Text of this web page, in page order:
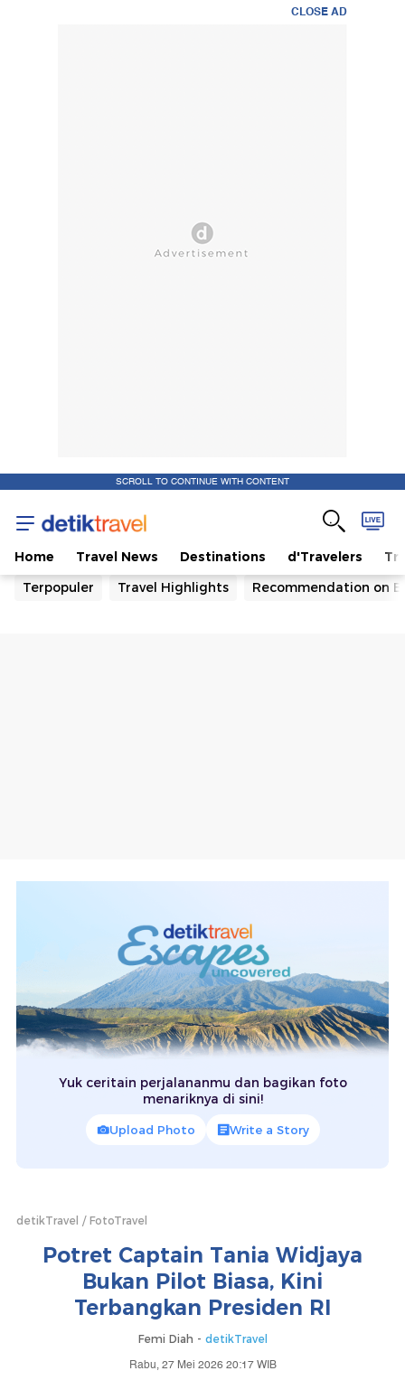
CLOSE AD
SCROLL TO CONTINUE WITH CONTENT
Home Travel News Destinations d'Travelers
Terpopuler
Travel Highlights Recommendation on
Yuk ceritain perjalananmu dan bagikan foto
menariknya di sini!
Upload Photo Write a Story
detikTravel FotoTravel
Potret Captain Tania Widjaya
Bukan Pilot Biasa, Kini
Terbangkan Presiden RI
Femi Diah - detikTravel
Rabu, 27 Mei 2026 20:17 WIB